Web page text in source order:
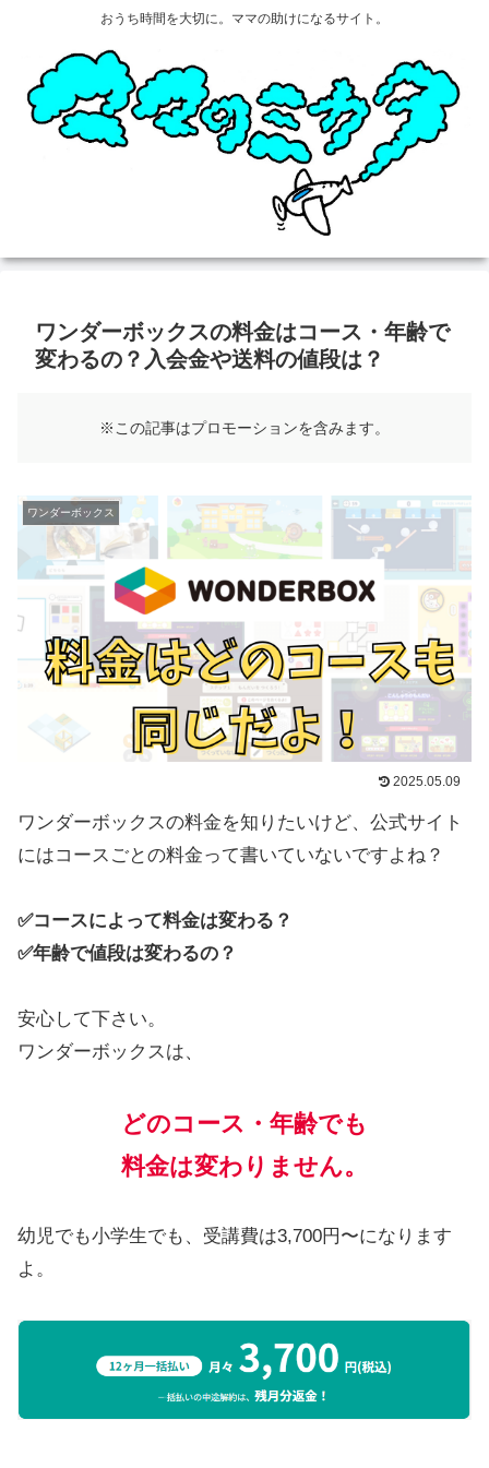
おうち時間を大切に。ママの助けになるサイト。
ワンダーボックスの料金はコース・年齢で
変わるの？入会金や送料の値段は？
※この記事はプロモーションを含みます。
ワンダーボックス
2025.05.09
ワンダーボックスの料金を知りたいけど、公式サイト
にはコースごとの料金って書いていないですよね？
✅コースによって料金は変わる？
✅年齢で値段は変わるの？
安心して下さい。
ワンダーボックスは、
どのコース・年齢でも
料金は変わりません。
幼児でも小学生でも、受講費は3,700円〜になります
よ。